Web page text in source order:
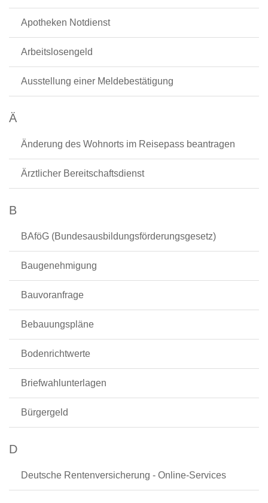
Apotheken Notdienst
Arbeitslosengeld
Ausstellung einer Meldebestätigung
Ä
Änderung des Wohnorts im Reisepass beantragen
Ärztlicher Bereitschaftsdienst
B
BAföG (Bundesausbildungsförderungsgesetz)
Baugenehmigung
Bauvoranfrage
Bebauungspläne
Bodenrichtwerte
Briefwahlunterlagen
Bürgergeld
D
Deutsche Rentenversicherung - Online-Services